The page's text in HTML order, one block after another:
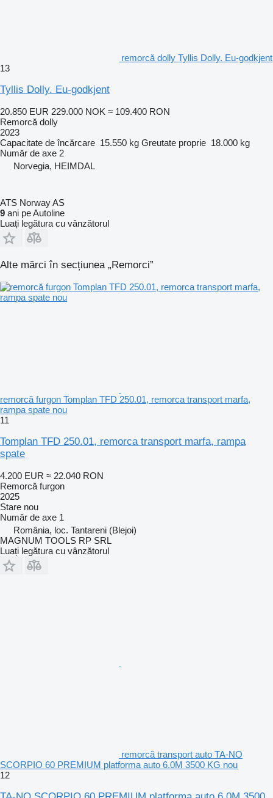
remorcă dolly Tyllis Dolly. Eu-godkjent
13
Tyllis Dolly. Eu-godkjent
20.850 EUR 229.000 NOK ≈ 109.400 RON
Remorcă dolly
2023
Capacitate de încărcare 15.550 kg Greutate proprie 18.000 kg
Număr de axe 2
Norvegia, HEIMDAL
ATS Norway AS
9 ani pe Autoline
Luați legătura cu vânzătorul
Alte mărci în secțiunea „Remorci”
remorcă furgon Tomplan TFD 250.01, remorca transport marfa,
rampa spate nou
11
Tomplan TFD 250.01, remorca transport marfa, rampa
spate
4.200 EUR ≈ 22.040 RON
Remorcă furgon
2025
Stare nou
Număr de axe 1
România, loc. Tantareni (Blejoi)
MAGNUM TOOLS RP SRL
Luați legătura cu vânzătorul
remorcă transport auto TA-NO
SCORPIO 60 PREMIUM platforma auto 6.0M 3500 KG nou
12